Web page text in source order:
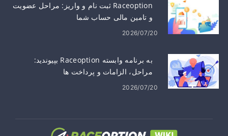
Raceoption ثبت نام و واریز: مراحل عضویت
و تامین مالی حساب شما
2026/07/20
به برنامه وابسته Raceoption بپیوندید:
مراحل، الزامات و پرداخت ها
2026/07/20